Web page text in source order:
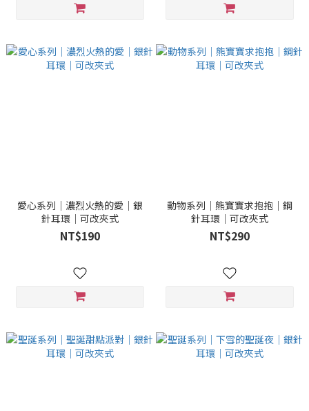
愛心系列｜濃烈火熱的愛｜銀
針耳環｜可改夾式
NT$190
動物系列｜熊寶寶求抱抱｜鋼
針耳環｜可改夾式
NT$290